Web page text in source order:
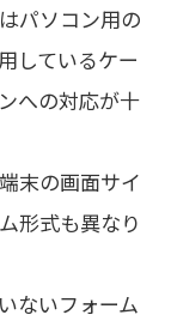
パソコン用の
しているケー
への対応が十
末の画面サイ
形式も異なり
ないフォーム